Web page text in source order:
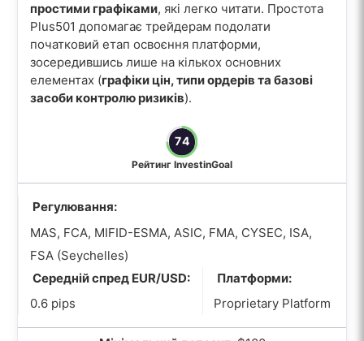
простими графіками, які легко читати. Простота
Plus501 допомагає трейдерам подолати
початковий етап освоєння платформи,
зосередившись лише на кількох основних
елементах (графіки цін, типи ордерів та базові
засоби контролю ризиків).
74
Рейтинг InvestinGoal
Регулювання:
MAS, FCA, MIFID-ESMA, ASIC, FMA, CYSEC, ISA,
FSA (Seychelles)
Середній спред EUR/USD:
0.6 pips
Платформи:
Proprietary Platform